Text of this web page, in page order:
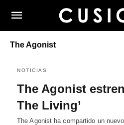
The Agonist
NOTICIAS
The Agonist
The Living’
The Agonist ha compartido un